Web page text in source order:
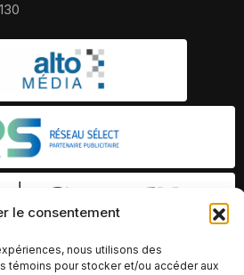
le consentement
nous utilisons des
témoins pour stocker et/ou accéder aux